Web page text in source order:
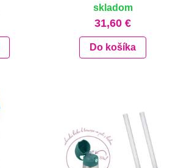
skladom
31,60 €
Do košíka